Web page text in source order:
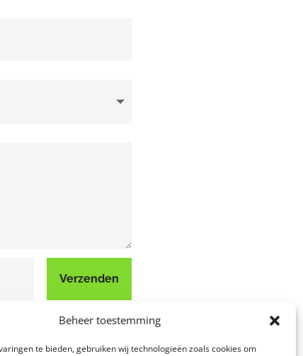
Beheer toestemming
te bieden, gebruiken wij technologieën zoals cookies om
Verzenden